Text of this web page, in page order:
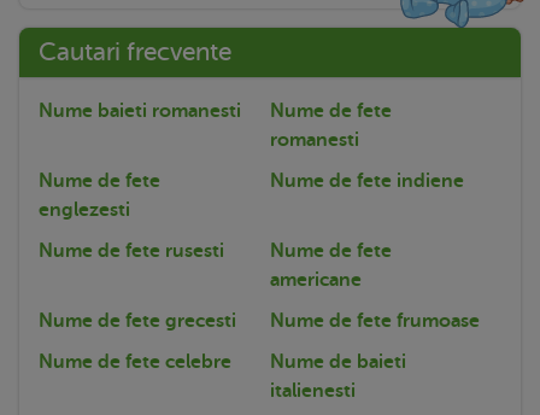
Cautari frecvente
Nume baieti romanesti
Nume de fete
romanesti
Nume de fete
englezesti
Nume de fete indiene
Nume de fete rusesti
Nume de fete
americane
Nume de fete grecesti
Nume de fete frumoase
Nume de fete celebre
Nume de baieti
italienesti